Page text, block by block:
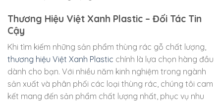
Thương Hiệu Việt Xanh Plastic – Đối Tác Tin
Cậy
Khi tìm kiếm những sản phẩm thùng rác gỗ chất lượng,
thương hiệu Việt Xanh Plastic chính là lựa chọn hàng đầu
dành cho bạn. Với nhiều năm kinh nghiệm trong ngành
sản xuất và phân phối các loại thùng rác, chúng tôi cam
kết mang đến sản phẩm chất lượng nhất, phục vụ nhu